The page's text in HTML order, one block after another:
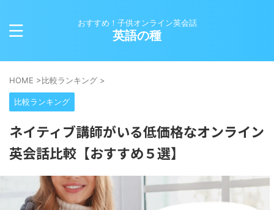
おすすめ！子供オンライン英会話
英語の種
HOME >比較ランキング >
比較ランキング
ネイティブ講師がいる低価格なオンライン
英会話比較【おすすめ５選】